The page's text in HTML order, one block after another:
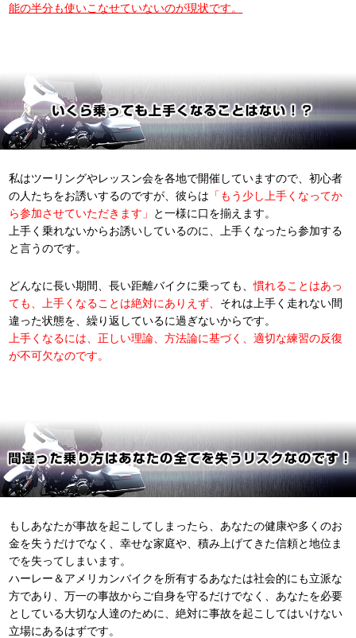
能の半分も使いこなせていないのが現状です。
私はツーリングやレッスン会を各地で開催していますので、初心者
の人たちをお誘いするのですが、彼らは 「もう少し上手くなってか
ら参加させていただきます」
と一様に口を揃えます。
上手く乗れないからお誘いしているのに、上手くなったら参加する
と言うのです。
どんなに長い期間、長い距離バイクに乗っても、慣れることはあっ
ても、上手くなることは絶対にありえず、 それは上手く走れない間
違った状態を、繰り返しているに過ぎないからです。
上手くなるには、正しい理論、方法論に基づく、適切な練習の反復
が不可欠なのです。
もしあなたが事故を起こしてしまったら、あなたの健康や多くのお
金を失うだけでなく、幸せな家庭や、積み上げてきた信頼と地位ま
でを失ってしまいます。
ハーレー＆アメリカンバイクを所有するあなたは社会的にも立派な
方であり、万一の事故からご自身を守るだけでなく、あなたを必要
としている大切な人達のために、絶対に事故を起こしてはいけない
立場にあるはずです。